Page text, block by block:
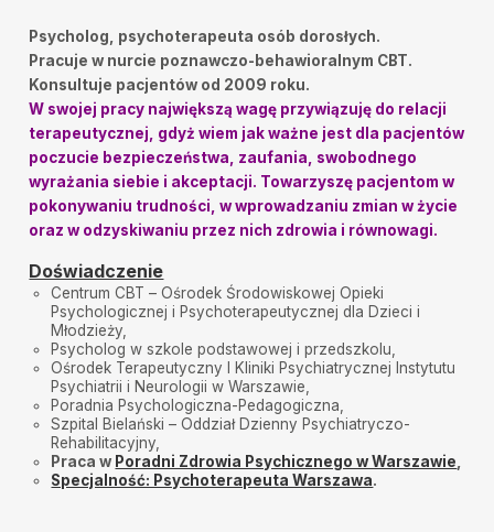
Psycholog, psychoterapeuta osób dorosłych.
Pracuje w nurcie poznawczo-behawioralnym CBT.
Konsultuje pacjentów od 2009 roku.
W swojej pracy największą wagę przywiązuję do relacji
terapeutycznej, gdyż wiem jak ważne jest dla pacjentów
poczucie bezpieczeństwa, zaufania, swobodnego
wyrażania siebie i akceptacji. Towarzyszę pacjentom w
pokonywaniu trudności, w wprowadzaniu zmian w życie
oraz w odzyskiwaniu przez nich zdrowia i równowagi.
Doświadczenie
Centrum CBT – Ośrodek Środowiskowej Opieki
Psychologicznej i Psychoterapeutycznej dla Dzieci i
Młodzieży,
Psycholog w szkole podstawowej i przedszkolu,
Ośrodek Terapeutyczny I Kliniki Psychiatrycznej Instytutu
Psychiatrii i Neurologii w Warszawie,
Poradnia Psychologiczna-Pedagogiczna,
Szpital Bielański – Oddział Dzienny Psychiatryczo-
Rehabilitacyjny,
Praca w Poradni Zdrowia Psychicznego w Warszawie
Specjalność: Psychoterapeuta Warszawa.